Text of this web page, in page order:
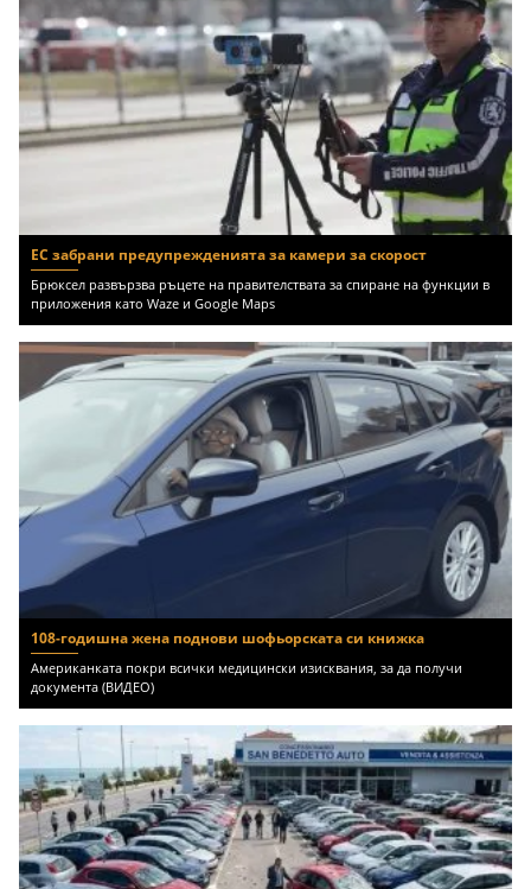
ЕС забрани предупрежденията за камери за скорост
Брюксел развързва ръцете на правителствата за спиране на функции в
приложения като Waze и Google Maps
108-годишна жена поднови шофьорската си книжка
Американката покри всички медицински изисквания, за да получи
документа (ВИДЕО)